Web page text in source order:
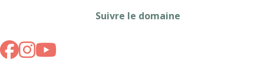
Suivre le domaine